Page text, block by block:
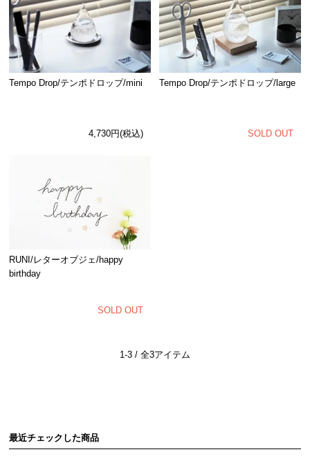
Tempo Drop/テンポドロップ/mini
4,730円(税込)
Tempo Drop/テンポドロップ/large
SOLD OUT
RUNI/レターオブジェ/happy
birthday
SOLD OUT
1-3 / 全3アイテム
最近チェックした商品